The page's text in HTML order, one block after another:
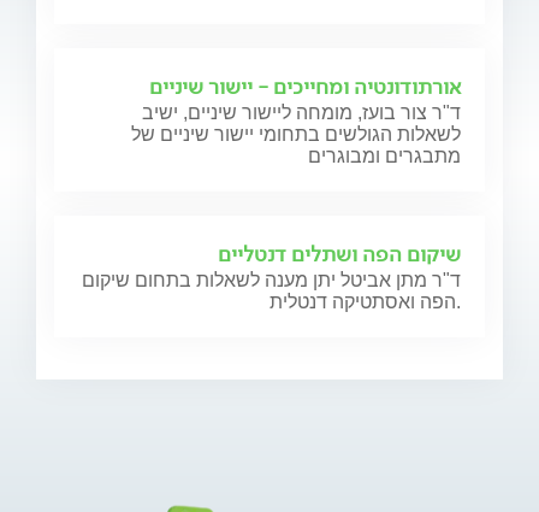
אורתודונטיה ומחייכים - יישור שיניים
ד"ר צור בועז, מומחה ליישור שיניים, ישיב
לשאלות הגולשים בתחומי יישור שיניים של
מתבגרים ומבוגרים
שיקום הפה ושתלים דנטליים
ד"ר מתן אביטל יתן מענה לשאלות בתחום שיקום
הפה ואסתטיקה דנטלית.